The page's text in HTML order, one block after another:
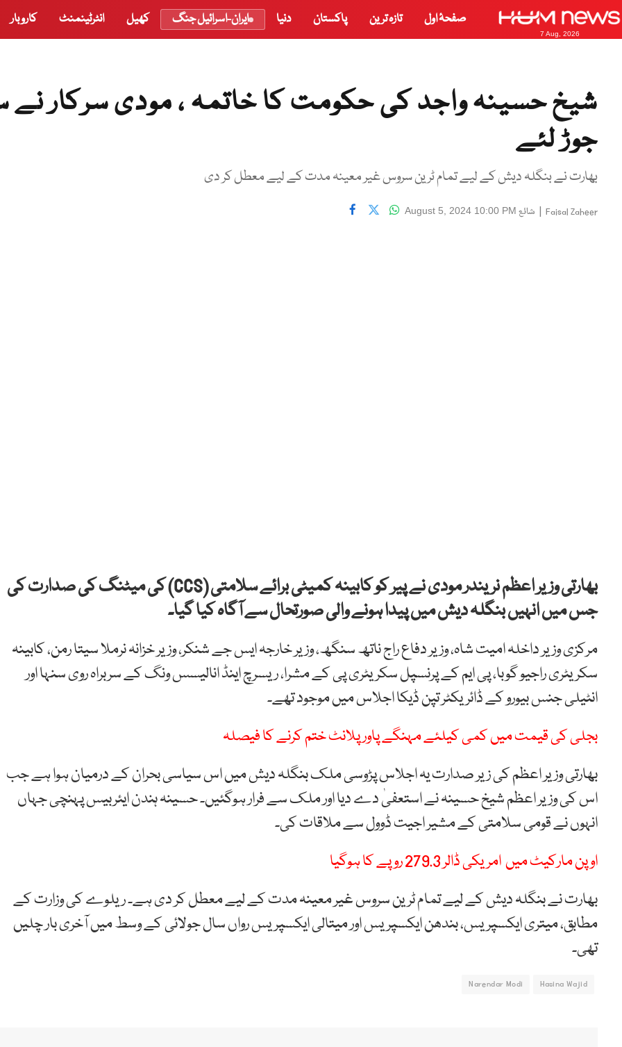
7 Aug, 2026
صفحۂ اول تازہ ترین پاکستان دنیا ایران-اسرائیل جنگ کھیل انٹرٹینمنٹ کاروبار
شیخ حسینہ واجد کی حکومت کا خاتمہ ، مودی سرکار نے
جوڑ لئے
بھارت نے بنگلہ دیش کے لیے تمام ٹرین سروس غیر معینہ مدت کے لیے معطل کر دی
Faisal Zaheer
| شائع August 5, 2024 10:00 PM
بھارتی وزیر اعظم نریندر مودی نے پیر کو کابینہ کمیٹی برائے سلامتی (CCS) کی میٹنگ کی صدارت کی
جس میں انہیں بنگلہ دیش میں پیدا ہونے والی صورتحال سے آگاہ کیا گیا۔
مرکزی وزیر داخلہ امیت شاہ، وزیر دفاع راج ناتھ سنگھ، وزیر خارجہ ایس جے شنکر، وزیر خزانہ نرملا سیتا رمن، کابینہ
سکریٹری راجیو گوبا، پی ایم کے پرنسپل سکریٹری پی کے مشرا، ریسرچ اینڈ انالیسس ونگ کے سربراہ روی سنہا اور
انٹیلی جنس بیورو کے ڈائریکٹر تپن ڈیکا اجلاس میں موجود تھے۔
بجلی کی قیمت میں کمی کیلئے مہنگے پاور پلانٹ ختم کرنے کا فیصلہ
بھارتی وزیر اعظم کی زیر صدارت یہ اجلاس پڑوسی ملک بنگلہ دیش میں اس سیاسی بحران کے درمیان ہوا ہے جب
اس کی وزیر اعظم شیخ حسینہ نے استعفیٰ دے دیا اور ملک سے فرار ہوگئیں۔ حسینہ ہندن ایئربیس پہنچی جہاں
انہوں نے قومی سلامتی کے مشیر اجیت ڈوول سے ملاقات کی۔
اوپن مارکیٹ میں امریکی ڈالر 279.3 روپے کا ہوگیا
بھارت نے بنگلہ دیش کے لیے تمام ٹرین سروس غیر معینہ مدت کے لیے معطل کر دی ہے۔ ریلوے کی وزارت کے
مطابق، میتری ایکسپریس، بندھن ایکسپریس اور میتالی ایکسپریس رواں سال جولائی کے وسط میں آخری بار چلیں
تھی۔
Hasina Wajid
Narendar Modi